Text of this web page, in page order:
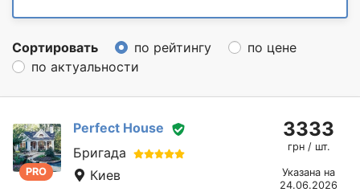
Сортировать по рейтингу
по цене
по актуальности
PRO
Perfect House
Бригада
Киев
3333
грн / шт.
Указана на
24.06.2026